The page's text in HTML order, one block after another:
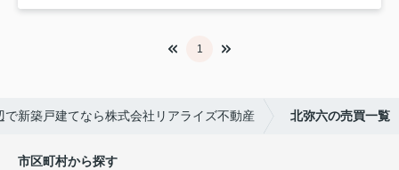
1
で新築戸建てなら株式会社リアライズ不動産 北弥六の売買一覧
市区町村から探す